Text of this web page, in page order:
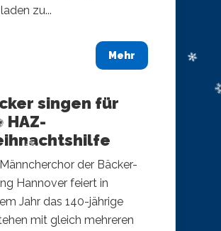
zu...
Mehr
singen für
HAZ-
der Bäcker-
Hannover feiert in
Jahr das 140-jährige
mit gleich mehreren